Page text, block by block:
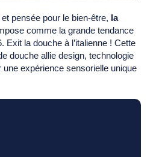
pensée pour le bien-être, la
comme la grande tendance
Exit la douche à l’italienne ! Cette
douche allie design, technologie
une expérience sensorielle unique